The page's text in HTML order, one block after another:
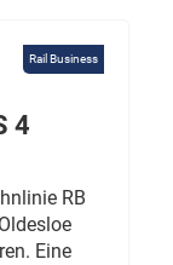
Rail Business
4
RB
Eine